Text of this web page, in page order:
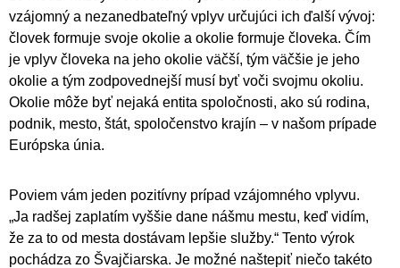
vzájomný a nezanedbateľný vplyv určujúci ich ďalší vývoj:
človek formuje svoje okolie a okolie formuje človeka. Čím
je vplyv človeka na jeho okolie väčší, tým väčšie je jeho
okolie a tým zodpovednejší musí byť voči svojmu okoliu.
Okolie môže byť nejaká entita spoločnosti, ako sú rodina,
podnik, mesto, štát, spoločenstvo krajín – v našom prípade
Európska únia.
Poviem vám jeden pozitívny prípad vzájomného vplyvu.
„Ja radšej zaplatím vyššie dane nášmu mestu, keď vidím,
že za to od mesta dostávam lepšie služby.“ Tento výrok
pochádza zo Švajčiarska. Je možné naštepiť niečo takéto